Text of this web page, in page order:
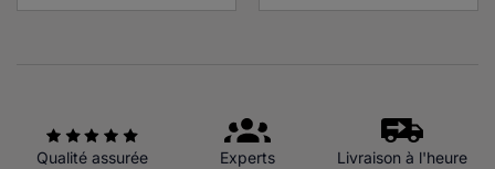
Qualité assurée Experts
Livraison à l'heure